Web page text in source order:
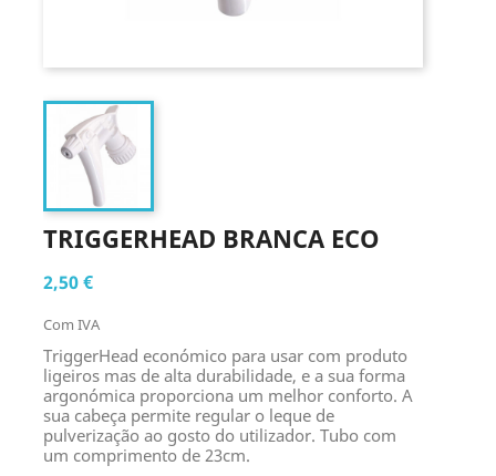
TRIGGERHEAD BRANCA ECO
2,50 €
Com IVA
TriggerHead económico para usar com produto
ligeiros mas de alta durabilidade, e a sua forma
argonómica proporciona um melhor conforto. A
sua cabeça permite regular o leque de
pulverização ao gosto do utilizador. Tubo com
um comprimento de 23cm.